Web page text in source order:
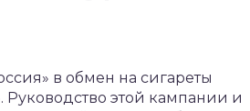
в обмен на сигареты
этой кампании и